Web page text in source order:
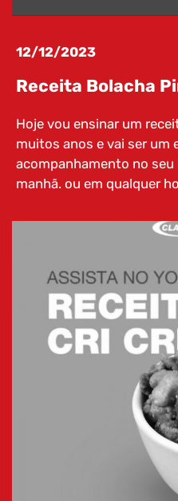
12/12/2023
Receita Bolacha
Hoje vou ensinar um
muitos anos e vai ser um
acompanhamento no seu
manhã. ou em qualquer